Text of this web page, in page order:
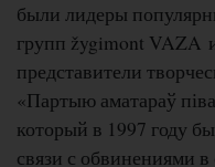
были лидеры
групп žygimont VAZA
представители
«Партыю аматараў
который в 1997 году
связи с обвинениями